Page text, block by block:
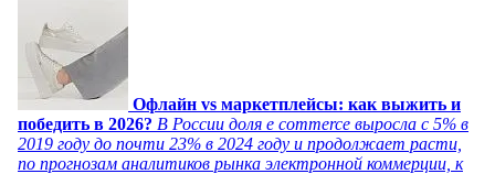
Офлайн vs маркетплейсы: как выжить и
победить в 2026? В России доля e commerce выросла с 5% в
2019 году до почти 23% в 2024 году и продолжает расти,
по прогнозам аналитиков рынка электронной коммерции, к